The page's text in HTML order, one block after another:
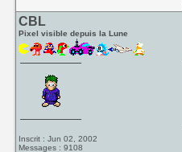
CBL
Pixel visible depuis la Lune
Inscrit : Jun 02, 2002
Messages : 9108